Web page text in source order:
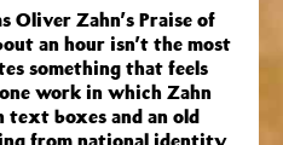
Oliver Zahn’s Praise of
an hour isn’t the most
something that feels
work in which Zahn
text boxes and an old
from national identity